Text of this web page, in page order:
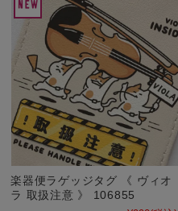
楽器便ラゲッジタグ 《 ヴィオ
ラ 取扱注意 》 106855